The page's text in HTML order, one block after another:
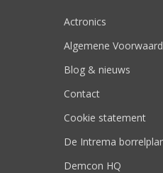
Actronics
Algemene
Blog & nieuws
Contact
Cookie statement
De Intrema
Demcon HQ